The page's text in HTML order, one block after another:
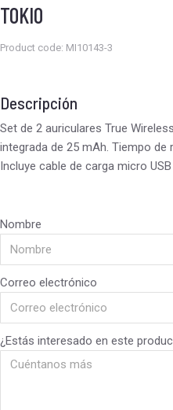
TOKIO
Product code: MI10143-3
Descripción
Set de 2 auriculares True
integrada de 25 mAh. Tiempo de
Incluye cable de carga micro
Nombre
Correo electrónico
¿Estás interesado en este